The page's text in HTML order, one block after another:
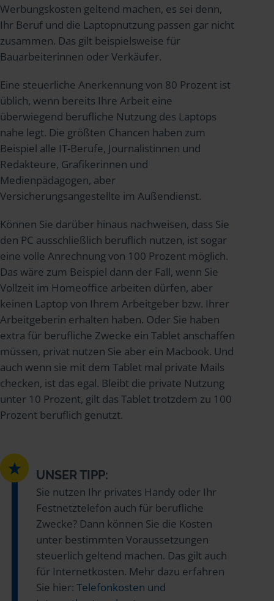
Werbungskosten geltend machen, es sei denn,
Ihr Beruf und die Laptopnutzung passen gar nicht
zusammen. Das gilt beispielsweise für
Bauarbeiterinnen oder Verkäufer.
Eine steuerliche Anerkennung von 80 Prozent ist
üblich, wenn bereits Ihre Arbeit eine
überwiegend berufliche Nutzung des Laptops
nahe legt. Die größten Chancen haben zum
Beispiel alle IT-Berufe, Journalistinnen und
Redakteure, Grafikerinnen und
Medienpädagogen, aber
Versicherungsangestellte im Außendienst.
Können Sie darüber hinaus nachweisen, dass Sie
den PC ausschließlich beruflich nutzen, ist sogar
eine volle Anrechnung von 100 Prozent möglich.
Das wäre zum Beispiel dann der Fall, wenn Sie
Vollzeit im Homeoffice arbeiten dürfen, aber
keinen Laptop von Ihrem Arbeitgeber bzw. Ihrer
Arbeitgeberin erhalten haben. Oder Sie haben
extra für berufliche Zwecke ein Tablet anschaffen
müssen, privat nutzen Sie aber ein Macbook. Und
auch wenn sie mit dem Tablet mal private Mails
checken, ist das egal. Bleibt die private Nutzung
unter 10 Prozent, gilt das Tablet trotzdem zu 100
Prozent beruflich genutzt.
UNSER TIPP:
Sie nutzen Ihr privates Handy oder Ihr
Festnetztelefon auch für berufliche
Zwecke? Dann können Sie die Kosten
unter bestimmten Voraussetzungen
steuerlich geltend machen. Das gilt auch
für Internetkosten. Mehr dazu erfahren
Sie hier: Telefonkosten und